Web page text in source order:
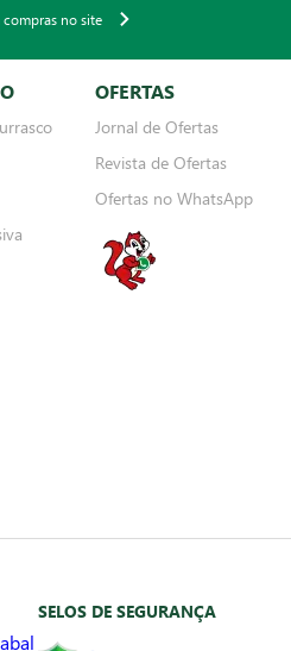
compras no site
OFERTAS
Jornal de Ofertas
Revista de Ofertas
Ofertas no WhatsApp
SELOS DE SEGURANÇA